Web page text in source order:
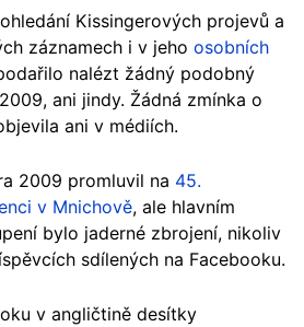
Kissingerových projevů a
záznamech i v jeho osobních
nalézt žádný podobný
ani jindy. Žádná zmínka o
ani v médiích.
2009 promluvil na 45.
v Mnichově, ale hlavním
bylo jaderné zbrojení, nikoliv
sdílených na Facebooku.
v angličtině desítky